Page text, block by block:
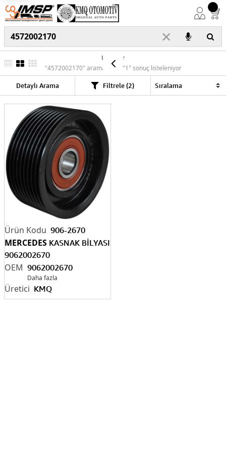
×
Ürünler
"4572002170" araması için "1" sonuç listeleniyor
Detaylı Arama Filtrele (2)
906-2670
9062002670
Daha fazla
MERCEDES KASNAK BİLYASI
9062002670
KMQ